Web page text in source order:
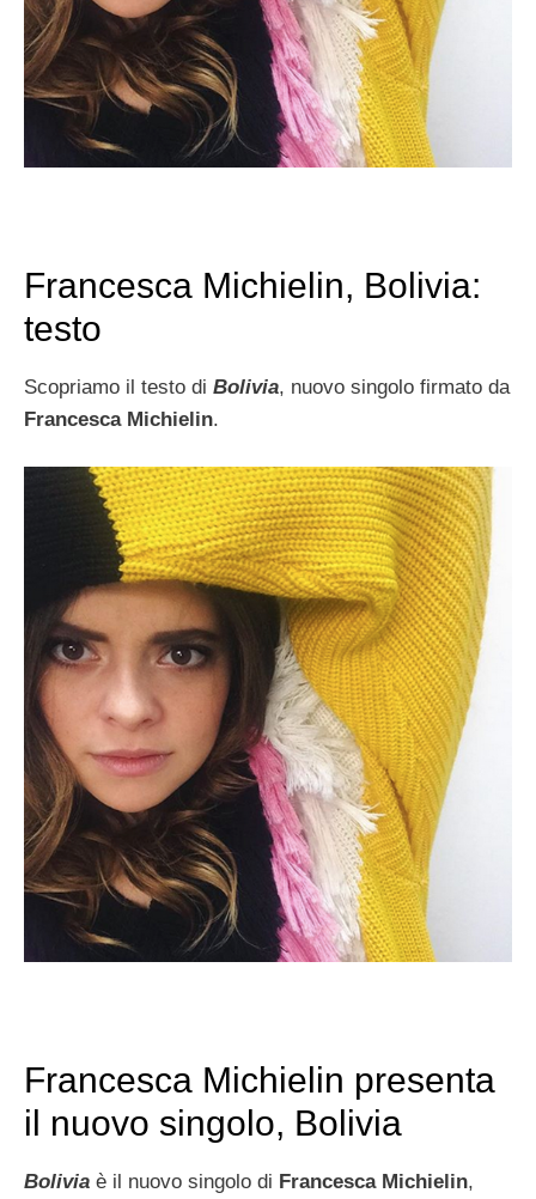
Francesca Michielin, Bolivia:
testo
Scopriamo il testo di Bolivia, nuovo singolo firmato da
Francesca Michielin.
Francesca Michielin presenta
il nuovo singolo, Bolivia
Bolivia è il nuovo singolo di Francesca Michielin,